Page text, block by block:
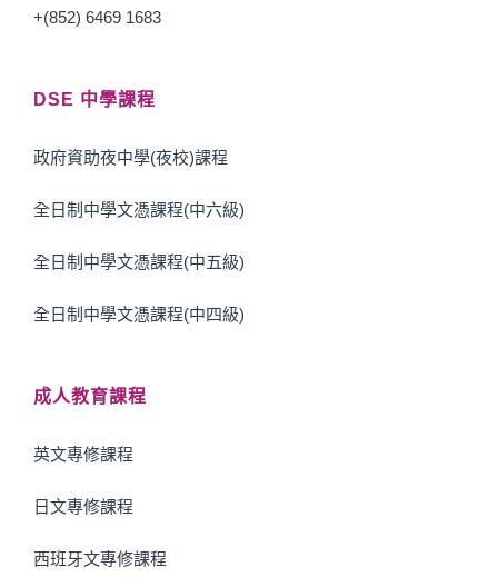
+(852) 6469 1683
DSE 中學課程
政府資助夜中學(夜校)課程
全日制中學文憑課程(中六級)
全日制中學文憑課程(中五級)
全日制中學文憑課程(中四級)
成人教育課程
英文專修課程
日文專修課程
西班牙文專修課程